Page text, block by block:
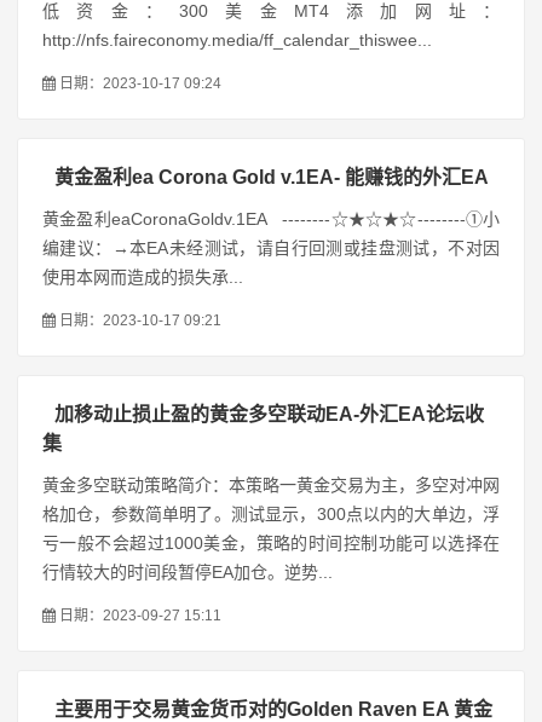
低资金：300美金MT4添加网址：
http://nfs.faireconomy.media/ff_calendar_thiswee...
日期：2023-10-17 09:24
黄金盈利ea Corona Gold v.1EA- 能赚钱的外汇EA
黄金盈利eaCoronaGoldv.1EA --------☆★☆★☆--------①小
编建议：→本EA未经测试，请自行回测或挂盘测试，不对因
使用本网而造成的损失承...
日期：2023-10-17 09:21
加移动止损止盈的黄金多空联动EA-外汇EA论坛收
集
黄金多空联动策略简介：本策略一黄金交易为主，多空对冲网
格加仓，参数简单明了。测试显示，300点以内的大单边，浮
亏一般不会超过1000美金，策略的时间控制功能可以选择在
行情较大的时间段暂停EA加仓。逆势...
日期：2023-09-27 15:11
主要用于交易黄金货币对的Golden Raven EA 黄金